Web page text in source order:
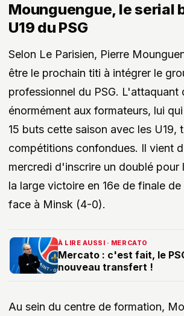
Mounguengue, le serial
U19 du PSG
Selon Le Parisien, Pierre
être le prochain titi à intégrer le
professionnel du PSG. L'attaquant
énormément aux formateurs, lui
15 buts cette saison avec les U19,
compétitions confondues. Il vient
mercredi d'inscrire un doublé pour
la large victoire en 16e de finale
face à Minsk (4-0).
À LIRE AUSSI · MERCATO
Mercato : c'est fait, le
nouveau transfert !
Au sein du centre de formation,